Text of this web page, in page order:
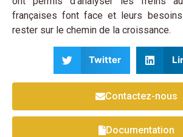
françaises font face et leurs
rester sur le chemin de la croissance.
Twitter
Contactez-nous
Documentation